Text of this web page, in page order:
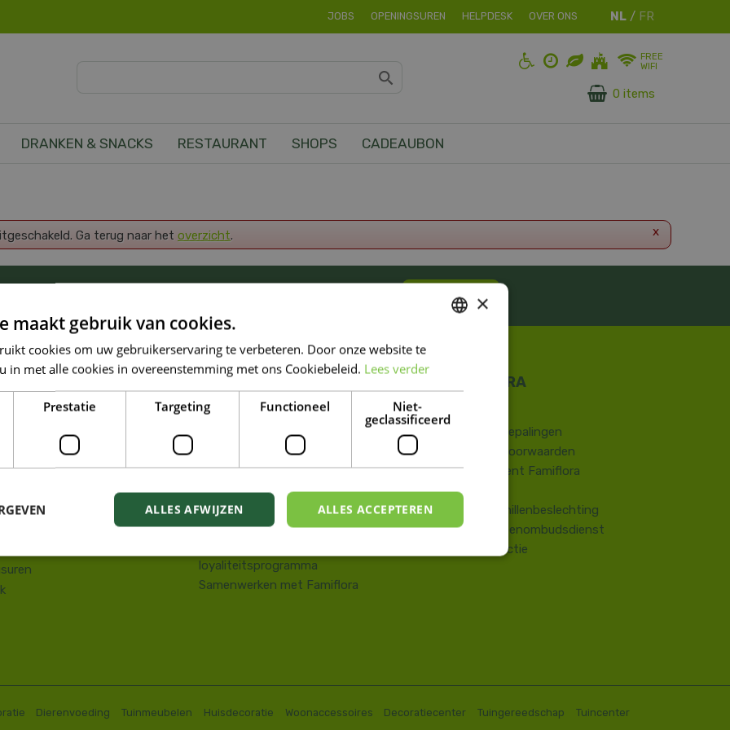
JOBS OPENINGSUREN HELPDESK OVER ONS
FREE
WIFI
0 items
DRANKEN & SNACKS RESTAURANT SHOPS CADEAUBON
x
Ga terug naar het overzicht.
Inschrijven
143
41 10 08
nummer: 0208:0845509606
Tuin
Famiresto
Foodhall
Mobiele applicatie Famiflora
Privacy policy
loyaliteitsprogramma
Samenwerken met Famiflora
Contact
​Wettelijke bepalingen
Algemene voorwaarden
Huisreglement Famiflora
Vragen
Onlinegeschillenbeslechting
Consumentenombudsdienst
Terugroepactie
Dierenvoeding Tuinmeubelen Huisdecoratie Woonaccessoires Decoratiecenter Tuingereedschap Tuincenter
×
maakt gebruik van cookies.
cookies om uw gebruikerservaring te verbeteren. Door onze website te
in met alle cookies in overeenstemming met ons Cookiebeleid. Lees verder
Prestatie Targeting Functioneel
Niet-
geclassificeerd
ALLES ACCEPTEREN
ALLES AFWIJZEN